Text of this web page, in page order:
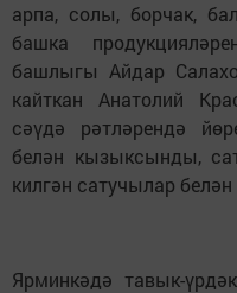
арпа, солы, борчак,
башка
башлыгы Айдар
кайткан Анатолий
сәүдә рәтләрендә
белән кызыксынды,
килгән сатучылар
Ярминкәдә тавык-